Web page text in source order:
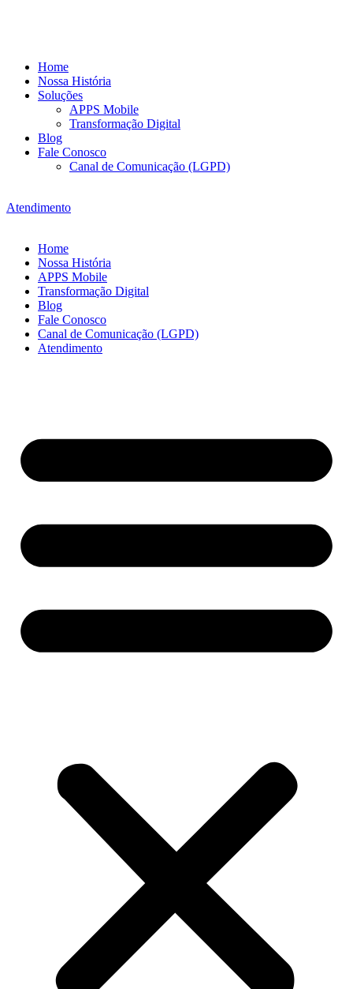
Home
Nossa História
Soluções
APPS Mobile
Transformação Digital
Blog
Fale Conosco
Canal de Comunicação (LGPD)
Atendimento
Home
Nossa História
APPS Mobile
Transformação Digital
Blog
Fale Conosco
Canal de Comunicação (LGPD)
Atendimento